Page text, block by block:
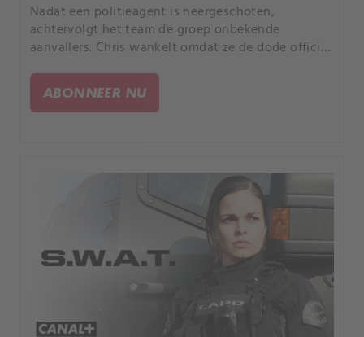
Nadat een politieagent is neergeschoten,
achtervolgt het team de groep onbekende
aanvallers. Chris wankelt omdat ze de dode officier
ABONNEER NU